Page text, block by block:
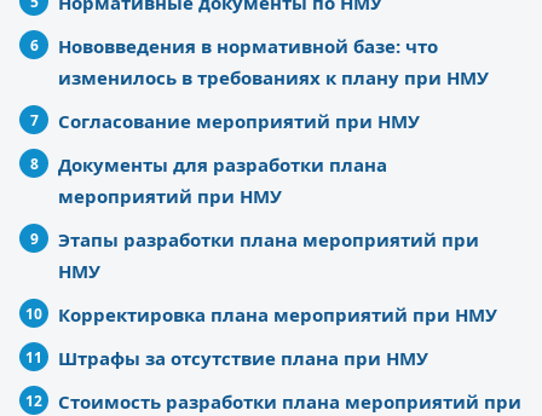
Нововведения в нормативной базе: что
изменилось в требованиях к плану при НМУ
Согласование мероприятий при НМУ
Документы для разработки плана
мероприятий при НМУ
Этапы разработки плана мероприятий при
НМУ
Корректировка плана мероприятий при НМУ
Штрафы за отсутствие плана при НМУ
Стоимость разработки плана мероприятий при